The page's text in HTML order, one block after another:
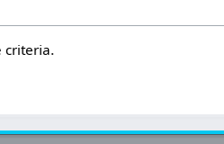
criteria.